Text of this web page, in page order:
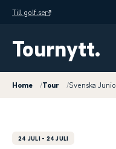
Till golf.se
Tournytt.
Home /Tour /Svenska
24 JULI - 24 JULI